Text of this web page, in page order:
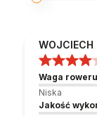
WOJCIECH
Waga roweru
Niska
Jakość